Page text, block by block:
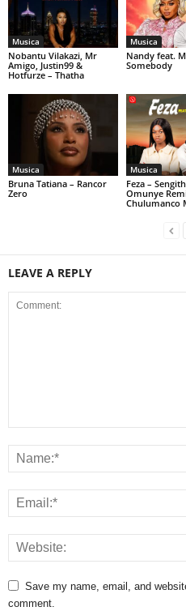
Musica
Nobantu Vilakazi, Mr
Amigo, Justin99 &
Hotfurze – Thatha
Musica
Nandy feat.
Somebody
Musica
Bruna Tatiana – Rancor
Zero
Musica
Feza –
Omunye
Chulumanco
LEAVE A REPLY
Save my name, email, and
comment.